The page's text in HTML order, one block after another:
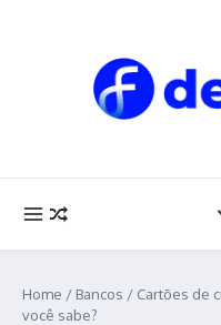
Home / Bancos / Cartões de
você sabe?